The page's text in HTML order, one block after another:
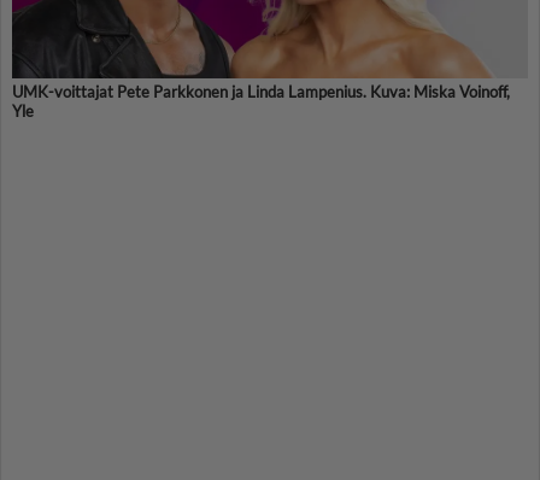
UMK-voittajat Pete Parkkonen ja Linda Lampenius. Kuva: Miska Voinoff,
Yle